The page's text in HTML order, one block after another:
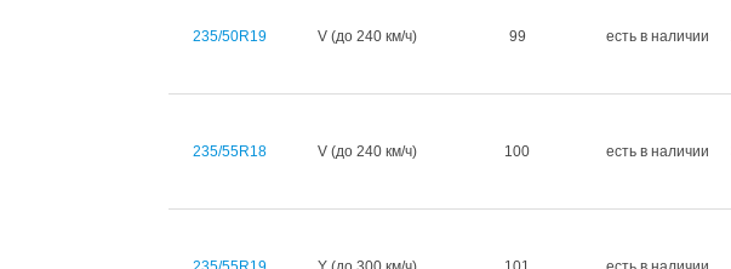
235/50R19 V (до 240 км/ч) 99 есть в наличии
235/55R18 V (до 240 км/ч) 100 есть в наличии